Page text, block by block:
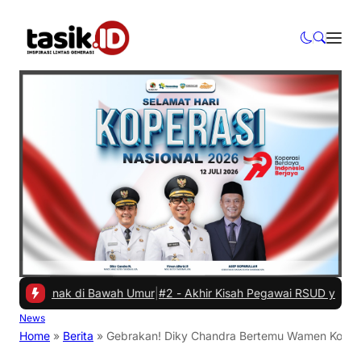
di Bawah Umur|#2 -Akhir Kisah Pegawai RSUD yang Viral
News
Home » Berita » Gebrakan! Diky Chandra Bertemu Wamen